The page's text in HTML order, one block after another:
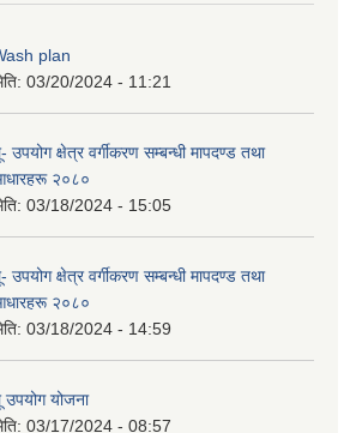
plan
03/20/2024 - 11:21
उपयोग क्षेत्र वर्गीकरण सम्बन्धी मापदण्ड तथा
२०८०
03/18/2024 - 15:05
उपयोग क्षेत्र वर्गीकरण सम्बन्धी मापदण्ड तथा
२०८०
03/18/2024 - 14:59
उपयोग योजना
03/17/2024 - 08:57